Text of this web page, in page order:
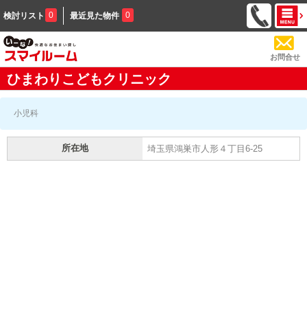
検討リスト 0 最近見た物件 0
お問合せ
ひまわりこどもクリニック
小児科
所在地 埼玉県鴻巣市人形４丁目6-25